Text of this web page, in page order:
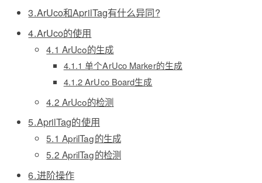
3.ArUco和AprilTag有什么异同?
4.ArUco的使用
4.1 ArUco的生成
4.1.1 单个ArUco Marker的生成
4.1.2 ArUco Board生成
4.2 ArUco的检测
5.AprilTag的使用
5.1 AprilTag的生成
5.2 AprilTag的检测
6.进阶操作